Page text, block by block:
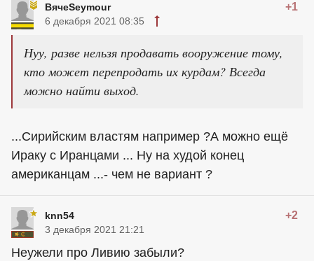
ВячеSeymour +1
6 декабря 2021 08:35
Нуу, разве нельзя продавать вооружение тому,
кто может перепродать их курдам? Всегда
можно найти выход.
...Сирийским властям например ?А можно ещё
Ираку с Иранцами ... Ну на худой конец
американцам ...- чем не вариант ?
knn54 +2
3 декабря 2021 21:21
Неужели про Ливию забыли?